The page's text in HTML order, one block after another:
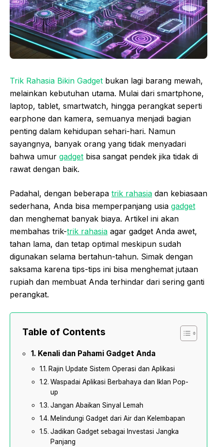
Trik Rahasia Bikin Gadget bukan lagi barang mewah,
melainkan kebutuhan utama. Mulai dari smartphone,
laptop, tablet, smartwatch, hingga perangkat seperti
earphone dan kamera, semuanya menjadi bagian
penting dalam kehidupan sehari-hari. Namun
sayangnya, banyak orang yang tidak menyadari
bahwa umur gadget bisa sangat pendek jika tidak di
rawat dengan baik.
Padahal, dengan beberapa trik rahasia dan kebiasaan
sederhana, Anda bisa memperpanjang usia gadget
dan menghemat banyak biaya. Artikel ini akan
membahas trik-trik rahasia agar gadget Anda awet,
tahan lama, dan tetap optimal meskipun sudah
digunakan selama bertahun-tahun. Simak dengan
saksama karena tips-tips ini bisa menghemat jutaan
rupiah dan membuat Anda terhindar dari sering ganti
perangkat.
Table of Contents
Kenali dan Pahami Gadget Anda
Rajin Update Sistem Operasi dan Aplikasi
Waspadai Aplikasi Berbahaya dan Iklan Pop-
up
Jangan Abaikan Sinyal Lemah
Melindungi Gadget dari Air dan Kelembapan
Jadikan Gadget sebagai Investasi Jangka
Panjang